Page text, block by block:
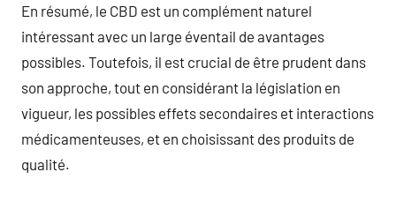
En résumé, le CBD est un complément naturel
intéressant avec un large éventail de avantages
possibles. Toutefois, il est crucial de être prudent dans
son approche, tout en considérant la législation en
vigueur, les possibles effets secondaires et interactions
médicamenteuses, et en choisissant des produits de
qualité.